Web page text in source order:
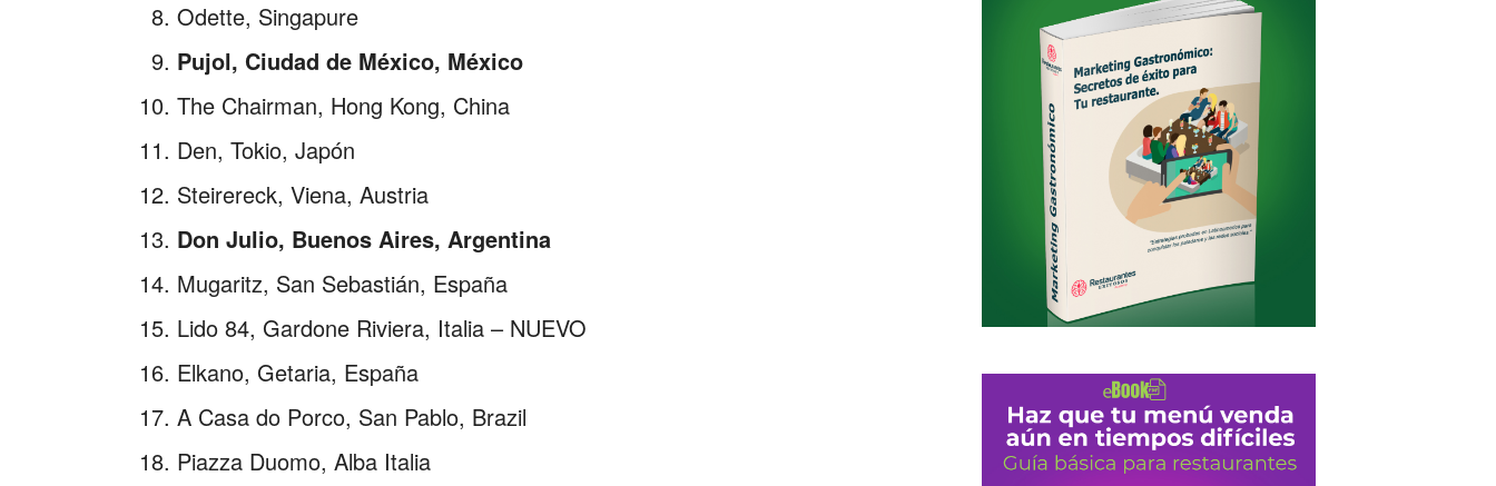
Odette, Singapure
Pujol, Ciudad de México, México
The Chairman, Hong Kong, China
Den, Tokio, Japón
Steirereck, Viena, Austria
Don Julio, Buenos Aires, Argentina
Mugaritz, San Sebastián, España
Lido 84, Gardone Riviera, Italia – NUEVO
Elkano, Getaria, España
A Casa do Porco, San Pablo, Brazil
Piazza Duomo, Alba Italia